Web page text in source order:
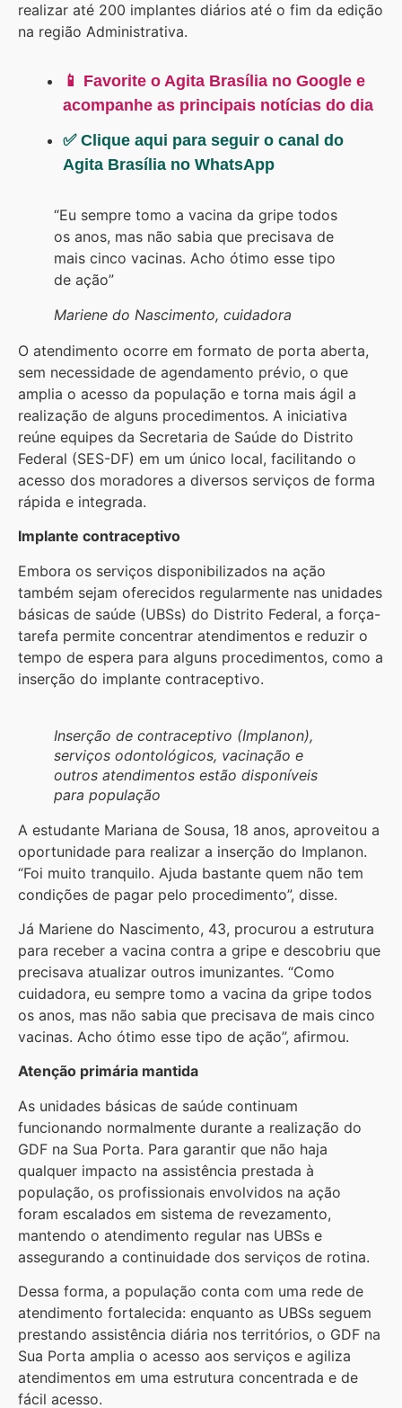
realizar até 200 implantes diários até o fim da edição
na região Administrativa.
📱 Favorite o Agita Brasília no Google e
acompanhe as principais notícias do dia
✅ Clique aqui para seguir o canal do
Agita Brasília no WhatsApp
“Eu sempre tomo a vacina da gripe todos
os anos, mas não sabia que precisava de
mais cinco vacinas. Acho ótimo esse tipo
de ação”
Mariene do Nascimento, cuidadora
O atendimento ocorre em formato de porta aberta,
sem necessidade de agendamento prévio, o que
amplia o acesso da população e torna mais ágil a
realização de alguns procedimentos. A iniciativa
reúne equipes da Secretaria de Saúde do Distrito
Federal (SES-DF) em um único local, facilitando o
acesso dos moradores a diversos serviços de forma
rápida e integrada.
Implante contraceptivo
Embora os serviços disponibilizados na ação
também sejam oferecidos regularmente nas unidades
básicas de saúde (UBSs) do Distrito Federal, a força-
tarefa permite concentrar atendimentos e reduzir o
tempo de espera para alguns procedimentos, como a
inserção do implante contraceptivo.
Inserção de contraceptivo (Implanon),
serviços odontológicos, vacinação e
outros atendimentos estão disponíveis
para população
A estudante Mariana de Sousa, 18 anos, aproveitou a
oportunidade para realizar a inserção do Implanon.
“Foi muito tranquilo. Ajuda bastante quem não tem
condições de pagar pelo procedimento”, disse.
Já Mariene do Nascimento, 43, procurou a estrutura
para receber a vacina contra a gripe e descobriu que
precisava atualizar outros imunizantes. “Como
cuidadora, eu sempre tomo a vacina da gripe todos
os anos, mas não sabia que precisava de mais cinco
vacinas. Acho ótimo esse tipo de ação”, afirmou.
Atenção primária mantida
As unidades básicas de saúde continuam
funcionando normalmente durante a realização do
GDF na Sua Porta. Para garantir que não haja
qualquer impacto na assistência prestada à
população, os profissionais envolvidos na ação
foram escalados em sistema de revezamento,
mantendo o atendimento regular nas UBSs e
assegurando a continuidade dos serviços de rotina.
Dessa forma, a população conta com uma rede de
atendimento fortalecida: enquanto as UBSs seguem
prestando assistência diária nos territórios, o GDF na
Sua Porta amplia o acesso aos serviços e agiliza
atendimentos em uma estrutura concentrada e de
fácil acesso.